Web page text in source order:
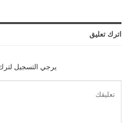
اترك تعليق
يرجي التسجيل